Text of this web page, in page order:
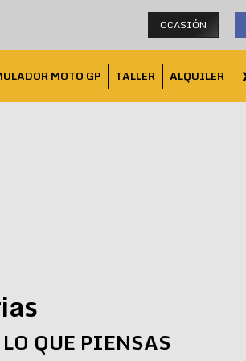
OCASIÓN
MOTO GP TALLER ALQUILER
QUE PIENSAS